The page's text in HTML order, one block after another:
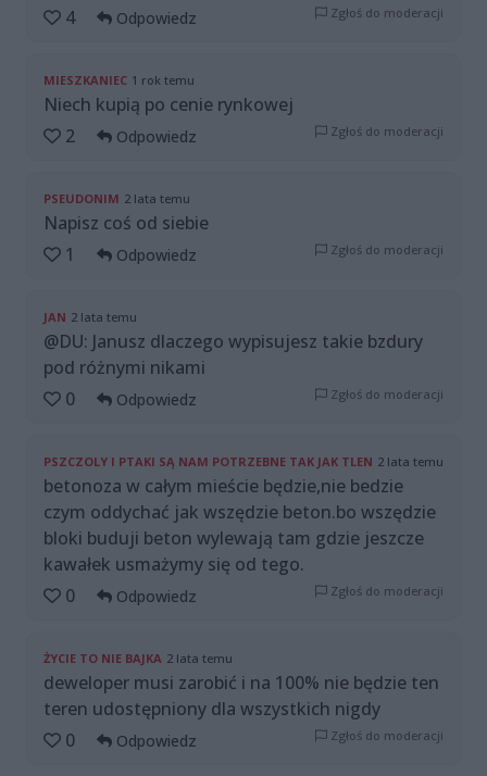
4
Odpowiedz Zgłoś do moderacji
MIESZKANIEC 1 rok temu
Niech kupią po cenie rynkowej
2
Odpowiedz Zgłoś do moderacji
PSEUDONIM 2 lata temu
Napisz coś od siebie
1
Odpowiedz Zgłoś do moderacji
JAN 2 lata temu
@DU: Janusz dlaczego wypisujesz takie bzdury
pod różnymi nikami
0
Odpowiedz Zgłoś do moderacji
PSZCZOLY I PTAKI SĄ NAM POTRZEBNE TAK JAK TLEN 2 lata temu
betonoza w całym mieście będzie,nie bedzie
czym oddychać jak wszędzie beton.bo wszędzie
bloki buduji beton wylewają tam gdzie jeszcze
kawałek usmażymy się od tego.
0
Odpowiedz Zgłoś do moderacji
ŻYCIE TO NIE BAJKA 2 lata temu
deweloper musi zarobić i na 100% nie będzie ten
teren udostępniony dla wszystkich nigdy
0
Odpowiedz Zgłoś do moderacji